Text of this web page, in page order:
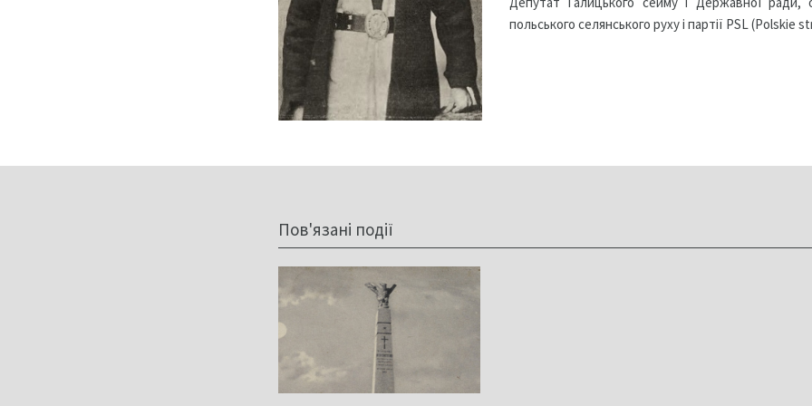
польського селянського руху і партії PSL
Пов'язані події